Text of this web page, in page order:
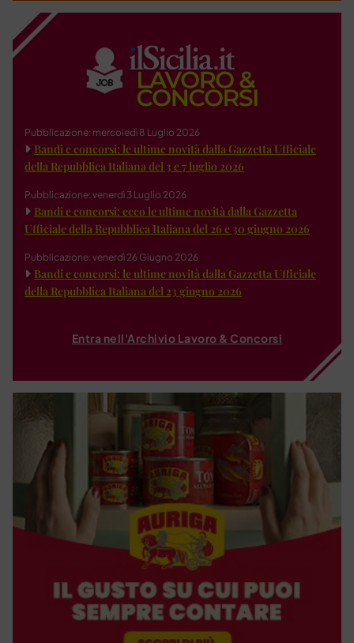
Pubblicazione: mercoledì 8 Luglio 2026
Bandi e concorsi: le ultime novità dalla Gazzetta Ufficiale
della Repubblica Italiana del 3 e 7 luglio 2026
Pubblicazione: venerdì 3 Luglio 2026
Bandi e concorsi: ecco le ultime novità dalla Gazzetta
Ufficiale della Repubblica Italiana del 26 e 30 giugno 2026
Pubblicazione: venerdì 26 Giugno 2026
Bandi e concorsi: le ultime novità dalla Gazzetta Ufficiale
della Repubblica Italiana del 23 giugno 2026
Entra nell'Archivio Lavoro & Concorsi